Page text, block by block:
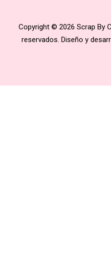
Copyright © 2026 Scrap By
reservados. Diseño y